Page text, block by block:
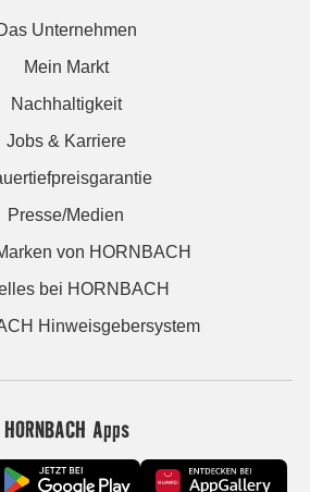
Unternehmen
Mein Markt
Nachhaltigkeit
Jobs & Karriere
Presse/Medien
von HORNBACH
bei HORNBACH
Hinweisgebersystem
HORNBACH Apps